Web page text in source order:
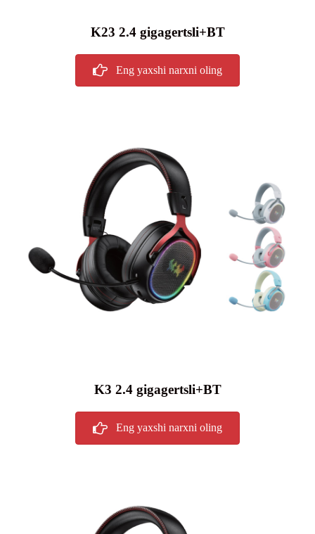
K23 2.4 gigagertsli+BT
Eng yaxshi narxni oling
K3 2.4 gigagertsli+BT
Eng yaxshi narxni oling